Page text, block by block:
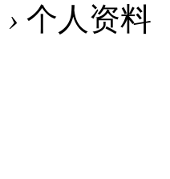
› 个人资料